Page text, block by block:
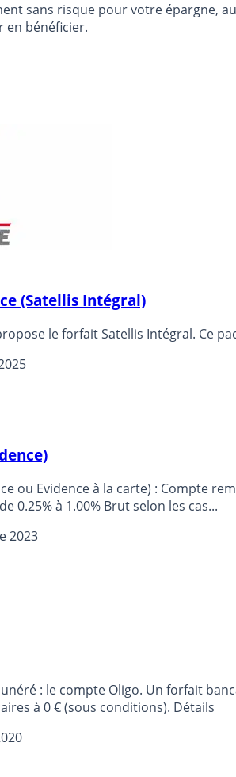
sans risque pour votre épargne,
en bénéficier.
(Satellis Intégral)
le forfait Satellis Intégral.
Evidence est un compte rémunéré permettant de rémunérer les
0.25% à 1.00% Brut selon les cas...
2023
: le compte Oligo. Un forfait
à 0 € (sous conditions). Détails